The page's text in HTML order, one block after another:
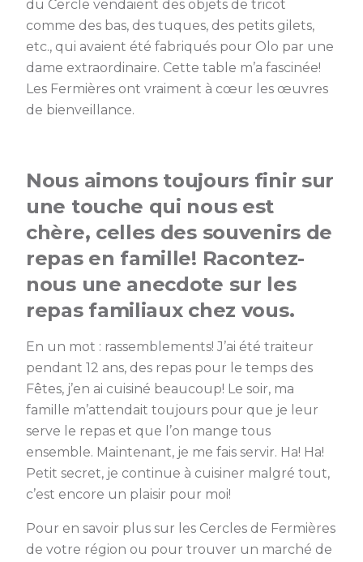
du Cercle vendaient des objets de tricot
comme des bas, des tuques, des petits gilets,
etc., qui avaient été fabriqués pour Olo par une
dame extraordinaire. Cette table m’a fascinée!
Les Fermières ont vraiment à cœur les œuvres
de bienveillance.
Nous aimons toujours finir sur
une touche qui nous est
chère, celles des souvenirs de
repas en famille! Racontez-
nous une anecdote sur les
repas familiaux chez vous.
En un mot : rassemblements! J’ai été traiteur
pendant 12 ans, des repas pour le temps des
Fêtes, j’en ai cuisiné beaucoup! Le soir, ma
famille m’attendait toujours pour que je leur
serve le repas et que l’on mange tous
ensemble. Maintenant, je me fais servir. Ha! Ha!
Petit secret, je continue à cuisiner malgré tout,
c’est encore un plaisir pour moi!
Pour en savoir plus sur les Cercles de Fermières
de votre région ou pour trouver un marché de